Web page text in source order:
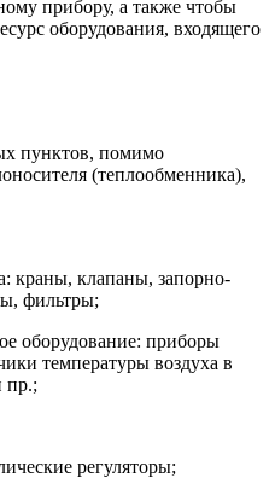
прибору, а также чтобы
оборудования, входящего
пунктов, помимо
(теплообменника),
краны, клапаны, запорно-
фильтры;
оборудование: приборы
температуры воздуха в
пр.;
регуляторы;